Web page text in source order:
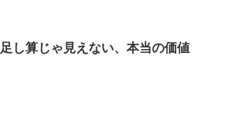
足し算じゃ見えない、本当の価値